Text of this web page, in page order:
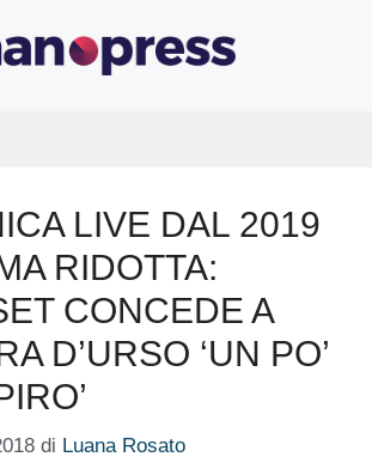
LIVE DAL 2019
RIDOTTA:
CONCEDE A
D’URSO ‘UN PO’
di Luana Rosato